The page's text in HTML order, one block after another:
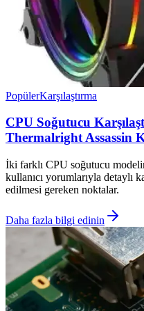
PopülerKarşılaştırma
CPU Soğutucu
Thermalright Assassin
İki farklı CPU soğutucu
kullanıcı yorumlarıyla detaylı
edilmesi gereken noktalar.
Daha fazla bilgi edinin